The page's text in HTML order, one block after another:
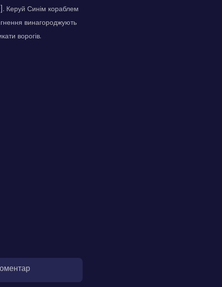
Керуй Синім кораблем
винагороджують
ворогів.